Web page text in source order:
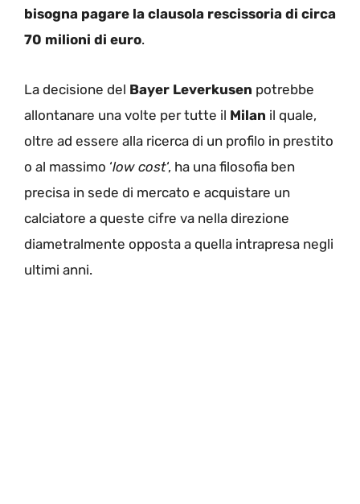
bisogna pagare la clausola rescissoria di circa
70 milioni di euro.
La decisione del Bayer Leverkusen potrebbe
allontanare una volte per tutte il Milan il quale,
oltre ad essere alla ricerca di un profilo in prestito
o al massimo ‘low cost‘, ha una filosofia ben
precisa in sede di mercato e acquistare un
calciatore a queste cifre va nella direzione
diametralmente opposta a quella intrapresa negli
ultimi anni.